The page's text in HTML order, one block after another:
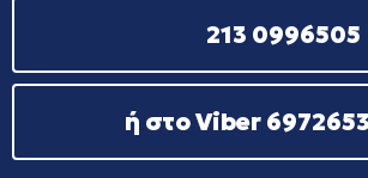
213 0996505
ή στο Viber